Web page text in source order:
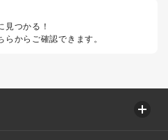
見つかる！
からご確認できます。